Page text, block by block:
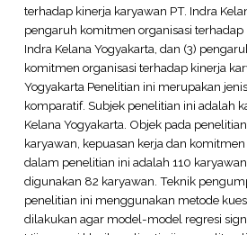
terhadap kinerja karyawan PT. Indra
pengaruh komitmen organisasi terhadap
Indra Kelana Yogyakarta, dan (3)
komitmen organisasi terhadap kinerja
Yogyakarta Penelitian ini merupakan
komparatif. Subjek penelitian ini adalah
Kelana Yogyakarta. Objek pada
karyawan, kepuasan kerja dan komitmen
dalam penelitian ini adalah 110
digunakan 82 karyawan. Teknik
penelitian ini menggunakan metode
dilakukan agar model-model regresi